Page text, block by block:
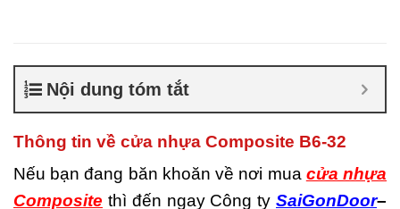
nhiêu
là gì,
TPHCM,Cửa nhựa gỗ
Đánh giá cửa nhựa
composite
Địa chỉ bán cửa
Nhược điểm của nhựa
Nội dung tóm tắt
Thông tin về cửa nhựa Composite B6-32
Nếu bạn đang băn khoăn về nơi mua cửa nhựa
Composite thì đến ngay Công ty SaiGonDoor–